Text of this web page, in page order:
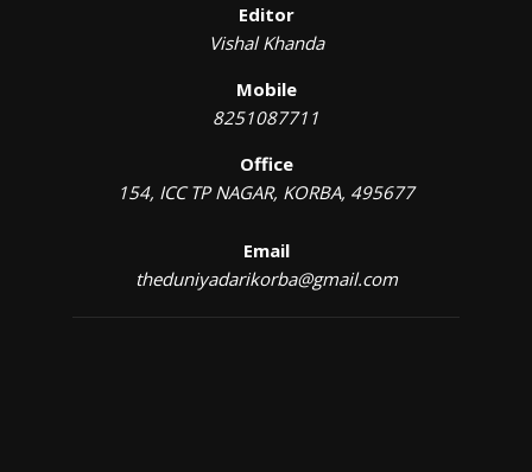
Editor
Vishal Khanda
Mobile
8251087711
Office
154, ICC TP NAGAR, KORBA, 495677
Email
theduniyadarikorba@gmail.com